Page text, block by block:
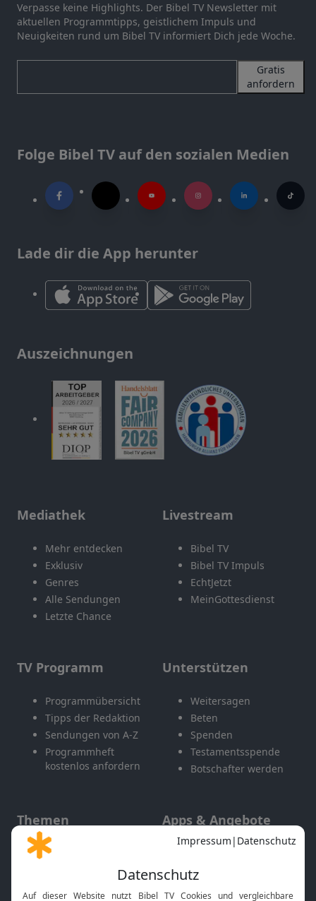
Verpasse keine Highlights. Der Bibel TV Newsletter mit
aktuellen Programmtipps, geistlichem Impuls und
Neuigkeiten rund um Bibel TV informiert Dich jede Woche.
Gratis
anfordern
Folge Bibel TV auf den sozialen Medien
Lade dir die App herunter
Auszeichnungen
Mediathek
Mehr entdecken
Exklusiv
Genres
Alle Sendungen
Letzte Chance
Livestream
Bibel TV
Bibel TV Impuls
EchtJetzt
MeinGottesdienst
TV Programm
Programmübersicht
Tipps der Redaktion
Sendungen von A-Z
Programmheft
kostenlos anfordern
Unterstützen
Weitersagen
Beten
Spenden
Testamentsspende
Botschafter werden
Themen
Gott und Bibel erklärt
Apps & Angebote
Mobile App